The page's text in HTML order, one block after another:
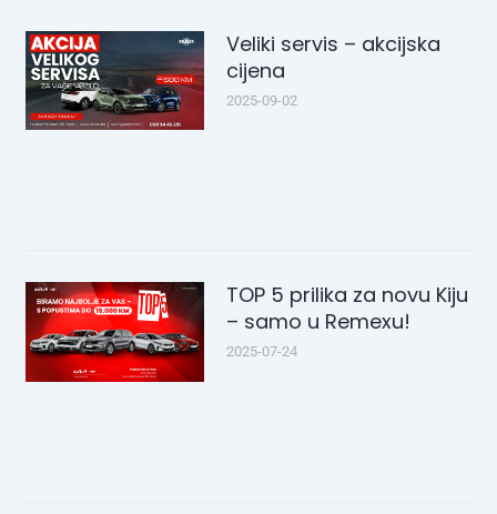
Veliki servis – akcijska
cijena
2025-09-02
TOP 5 prilika za novu Kiju
– samo u Remexu!
2025-07-24